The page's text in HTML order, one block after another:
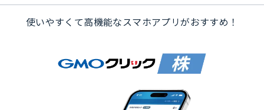
使いやすくて高機能なスマホアプリがおすすめ！